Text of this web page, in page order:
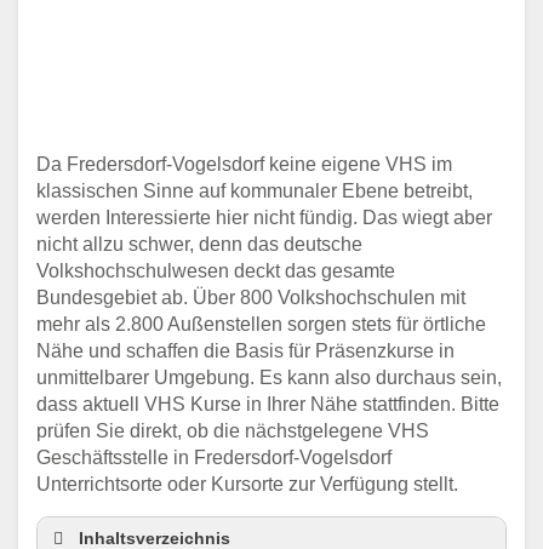
Da Fredersdorf-Vogelsdorf keine eigene VHS im
klassischen Sinne auf kommunaler Ebene betreibt,
werden Interessierte hier nicht fündig. Das wiegt aber
nicht allzu schwer, denn das deutsche
Volkshochschulwesen deckt das gesamte
Bundesgebiet ab. Über 800 Volkshochschulen mit
mehr als 2.800 Außenstellen sorgen stets für örtliche
Nähe und schaffen die Basis für Präsenzkurse in
unmittelbarer Umgebung. Es kann also durchaus sein,
dass aktuell VHS Kurse in Ihrer Nähe stattfinden. Bitte
prüfen Sie direkt, ob die nächstgelegene VHS
Geschäftsstelle in Fredersdorf-Vogelsdorf
Unterrichtsorte oder Kursorte zur Verfügung stellt.
Inhaltsverzeichnis